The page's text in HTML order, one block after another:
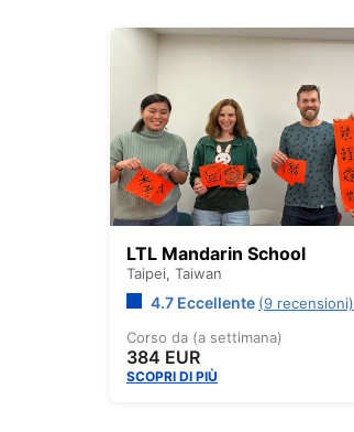
LTL Mandarin School
Taipei, Taiwan
4.7 Eccellente (9 recensioni)
Corso da (a settimana)
384 EUR
SCOPRI DI PIÙ